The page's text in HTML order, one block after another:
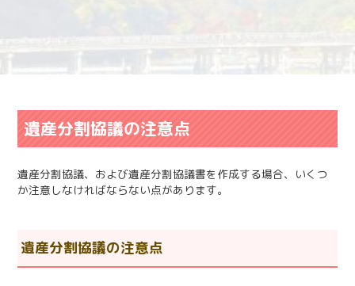
遺産分割協議の注意点
遺産分割協議、および遺産分割協議書を作成する場合、いくつ
か注意しなければならない点があります。
遺産分割協議の注意点